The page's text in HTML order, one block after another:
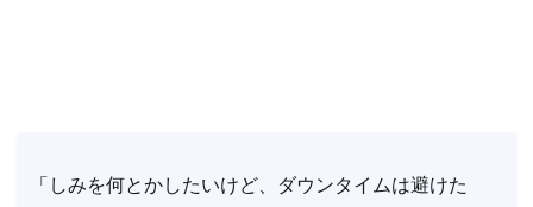
「しみを何とかしたいけど、ダウンタイムは避けた